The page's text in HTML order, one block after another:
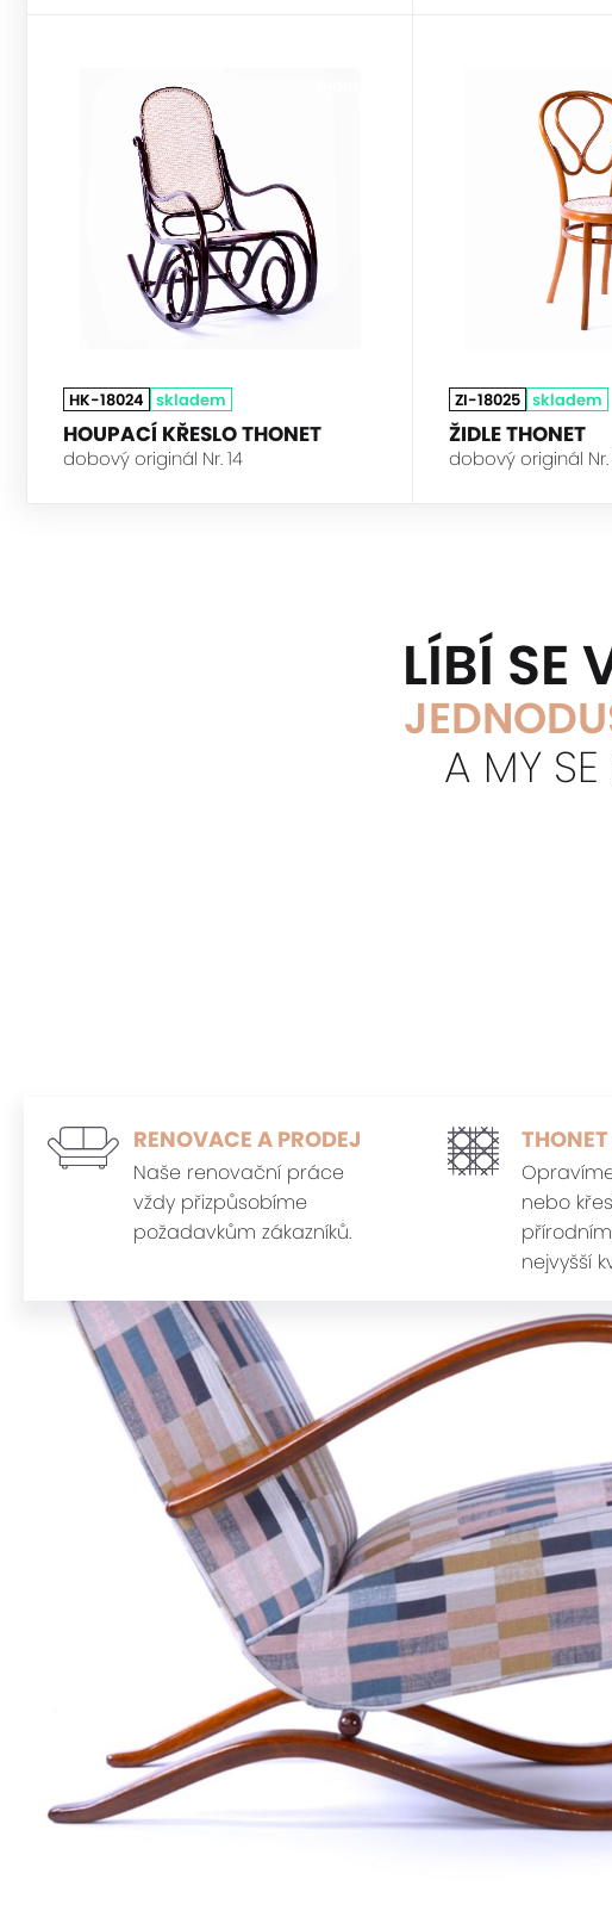
HK-18024 skladem
HOUPACÍ KŘESLO THONET
dobový originál Nr. 14
ZI-18025 skladem
ŽIDLE THONET
dobový originál Nr.
LÍBÍ SE
A MY
RENOVACE A PRODEJ
Naše renovační práce
vždy přizpůsobíme
požadavkům zákazníků.
nebo
nejvyšší